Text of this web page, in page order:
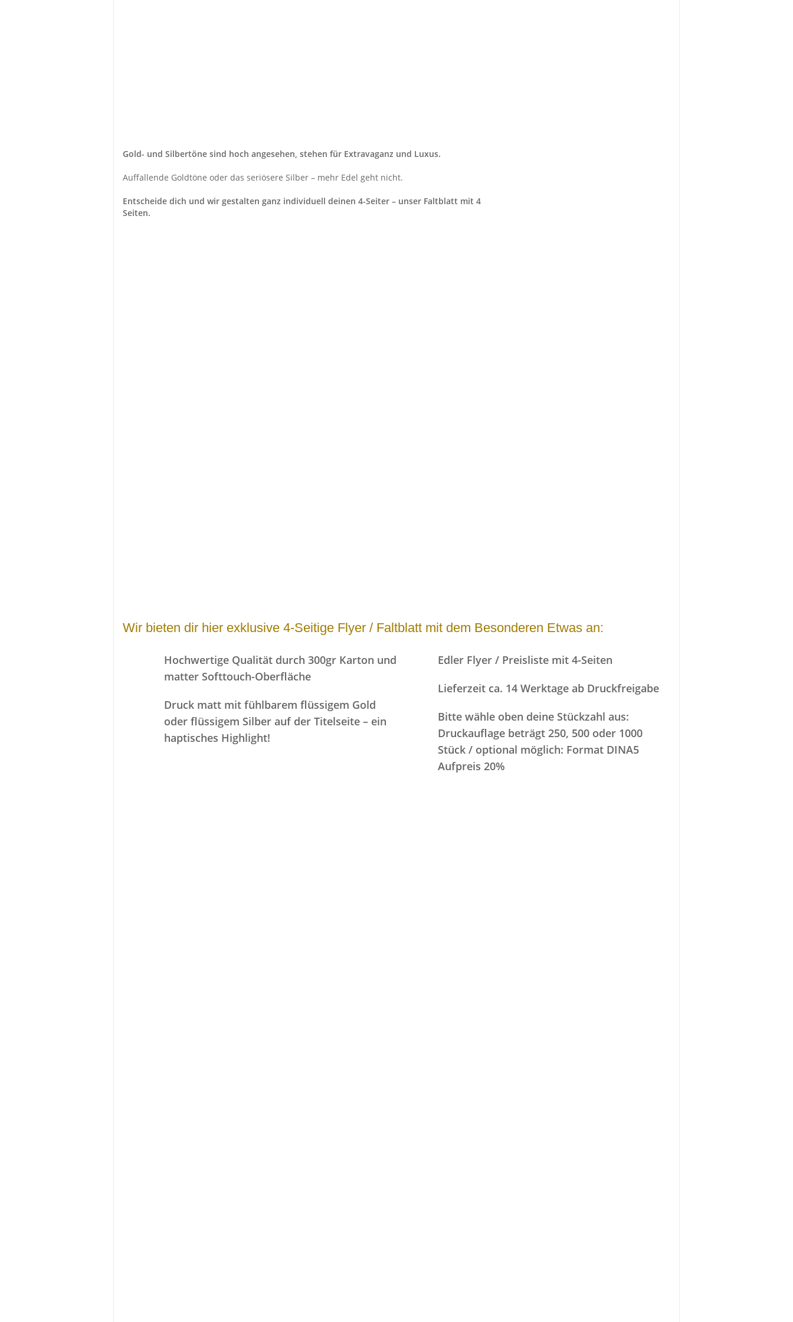
Gold- und Silbertöne sind hoch angesehen, stehen für Extravaganz und Luxus.
Auffallende Goldtöne oder das seriösere Silber – mehr Edel geht nicht.
Entscheide dich und wir gestalten ganz individuell deinen 4-Seiter – unser Faltblatt mit 4
Seiten.
Wir bieten dir hier exklusive 4-Seitige Flyer / Faltblatt mit dem Besonderen Etwas an:
Hochwertige Qualität durch 300gr Karton und
matter Softtouch-Oberfläche
Druck matt mit fühlbarem flüssigem Gold
oder flüssigem Silber auf der Titelseite – ein
haptisches Highlight!
Edler Flyer / Preisliste mit 4-Seiten
Lieferzeit ca. 14 Werktage ab Druckfreigabe
Bitte wähle oben deine Stückzahl aus:
Druckauflage beträgt 250, 500 oder 1000
Stück / optional möglich: Format DINA5
Aufpreis 20%